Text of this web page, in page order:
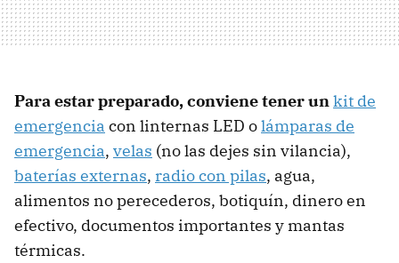
Para estar preparado, conviene tener unkit de
emergencia con linternas LED olámparas de
emergencia, velas (no las dejes sin vilancia),
baterías externas, radio con pilas, agua,
alimentos no perecederos, botiquín, dinero en
efectivo, documentos importantes y mantas
térmicas.